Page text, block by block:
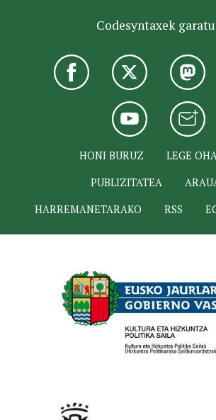
Codesyntaxek
HONI BURUZ
LEGE
PUBLIZITATEA
HARREMANETARAKO
RSS